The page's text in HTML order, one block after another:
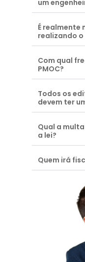
um
É realmente
realizando o
Com qual
PMOC?
Todos os
devem ter
Qual a
a lei?
Quem irá